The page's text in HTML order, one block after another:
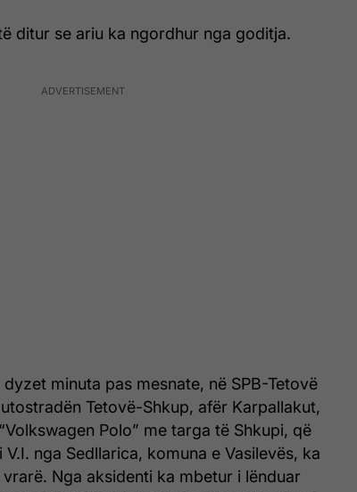
ditur se ariu ka ngordhur nga goditja.
minuta pas mesnate, në SPB-Tetovë
Tetovë-Shkup, afër Karpallakut,
Polo” me targa të Shkupi, që
nga Sedllarica, komuna e Vasilevës, ka
Nga aksidenti ka mbetur i lënduar